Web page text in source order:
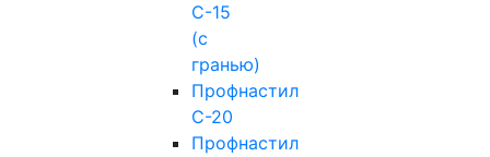
С-15
(с
гранью)
Профнастил
С-20
Профнастил